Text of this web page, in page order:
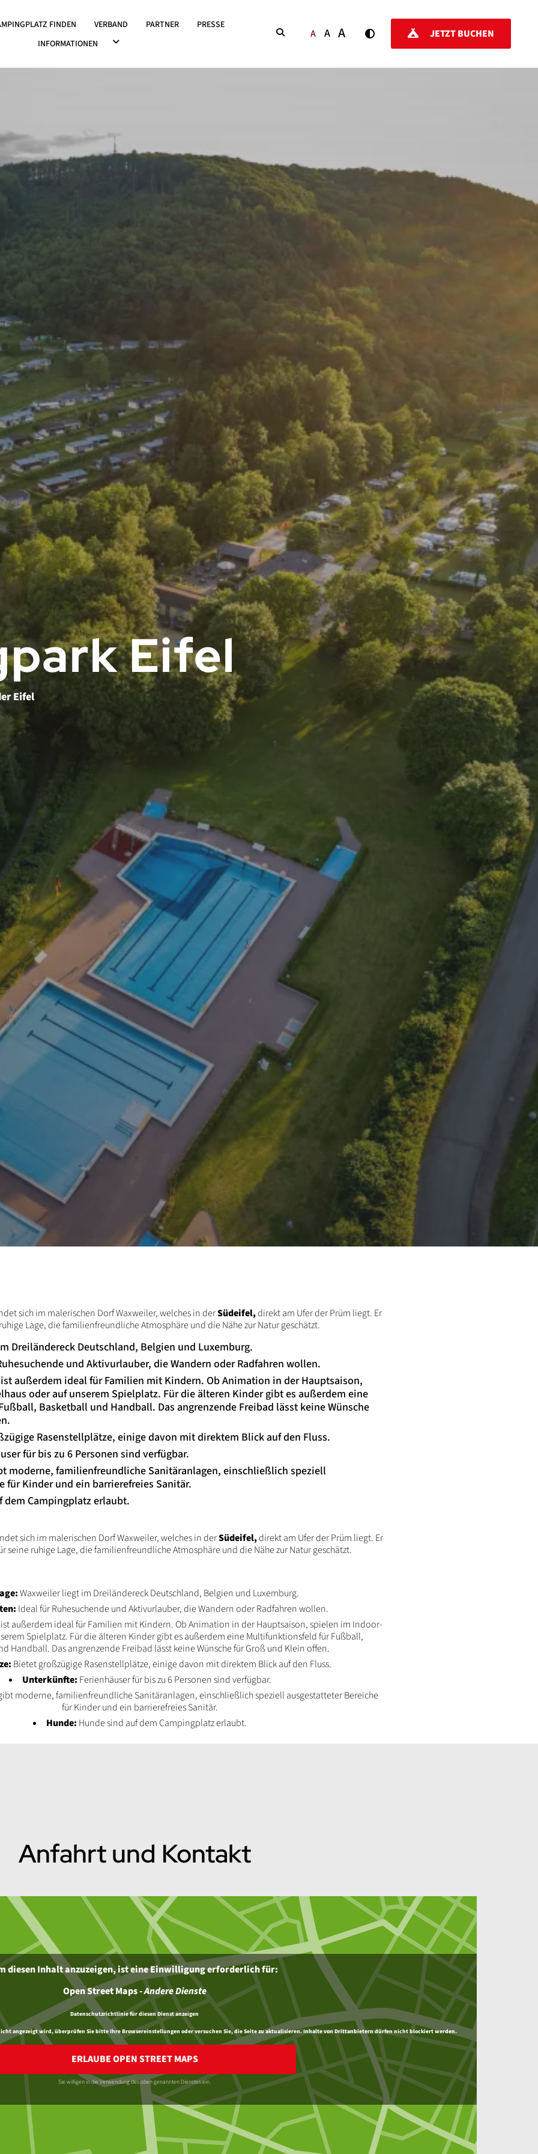
ÖFFNENFINDEN VERBAND PARTNER
PRESSE
INFORMATIONEN
DROPDOWN ÖFFNEN
SUCHENA A A JETZT BUCHEN
Eifel
Eifel
sich im malerischen Dorf Waxweiler, welches in derSüdeifel,direkt am Ufer der Prüm liegt. Er
Lage, die familienfreundliche Atmosphäre und die Nähe zur Natur geschätzt.
Dreiländereck Deutschland, Belgien und Luxemburg.
und Aktivurlauber, die Wandern oder Radfahren wollen.
außerdem ideal für Familien mit Kindern. Ob Animation in der Hauptsaison,
oder auf unserem Spielplatz. Für die älteren Kinder gibt es außerdem eine
Basketball und Handball. Das angrenzende Freibad lässt keine Wünsche
Rasenstellplätze, einige davon mit direktem Blick auf den Fluss.
für bis zu 6 Personen sind verfügbar.
moderne, familienfreundliche Sanitäranlagen, einschließlich speziell
für Kinder und ein barrierefreies Sanitär.
dem Campingplatz erlaubt.
sich im malerischen Dorf Waxweiler, welches in derSüdeifel,direkt am Ufer der Prüm liegt. Er
seine ruhige Lage, die familienfreundliche Atmosphäre und die Nähe zur Natur geschätzt.
Waxweiler liegt im Dreiländereck Deutschland, Belgien und Luxemburg.
Ideal für Ruhesuchende und Aktivurlauber, die Wandern oder Radfahren wollen.
außerdem ideal für Familien mit Kindern. Ob Animation in der Hauptsaison, spielen im Indoor-
Spielplatz. Für die älteren Kinder gibt es außerdem eine Multifunktionsfeld für Fußball,
Handball. Das angrenzende Freibad lässt keine Wünsche für Groß und Klein offen.
Bietet großzügige Rasenstellplätze, einige davon mit direktem Blick auf den Fluss.
Unterkünfte: Ferienhäuser für bis zu 6 Personen sind verfügbar.
moderne, familienfreundliche Sanitäranlagen, einschließlich speziell ausgestatteter Bereiche
für Kinder und ein barrierefreies Sanitär.
Hunde: Hunde sind auf dem Campingplatz erlaubt.
Anfahrt und Kontakt
diesen Inhalt anzuzeigen, ist eine Einwilligung erforderlich für:
Open Street Maps-Andere Dienste
Datenschutzrichtlinie für diesen Dienst anzeigen
angezeigt wird, überprüfen Sie bitte Ihre Browsereinstellungen oder versuchen Sie, die Seite zu aktualisieren. Inhalte von Drittanbietern dürfen nicht blockiert werden.
ERLAUBE OPEN STREET MAPS
Sie willigen in die Verwendung des oben genannten Dienstes ein.